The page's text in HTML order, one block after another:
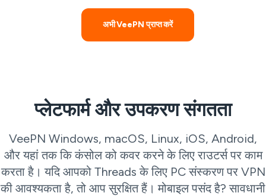
अभी VeePN प्राप्त करें
प्लेटफार्म और उपकरण संगतता
VeePN Windows, macOS, Linux, iOS, Android,
और यहां तक कि कंसोल को कवर करने के लिए राउटर्स पर काम
करता है। यदि आपको Threads के लिए PC संस्करण पर VPN
की आवश्यकता है, तो आप सुरक्षित हैं। मोबाइल पसंद है? सावधानी